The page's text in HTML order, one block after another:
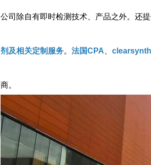
公司除自有即时检测技术、产品之外。还
剂及相关定制服务。 法国CPA clearsynth
商。